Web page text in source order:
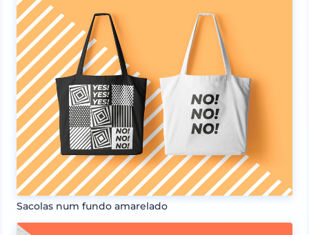
Sacolas num fundo amarelado